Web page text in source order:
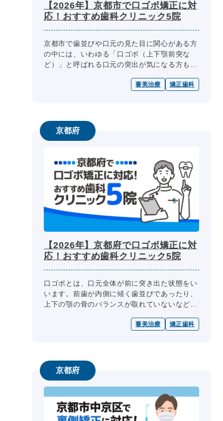
【2026年】京都市で口ゴボ矯正に対
応！おすすめ歯科クリニック5院
京都市で歯並びや口元の見た目に関心がある方
の中には、いわゆる「口ゴボ（上下顎前突な
ど）」と呼ばれる口元の突出が気になる方もい
前方に突出している状態を指し、見た...
審美治療 矯正歯科
京都府
【2026年】京都府で口ゴボ矯正に対
応！おすすめ歯科クリニック5院
口ゴボとは、口元全体が前に突き出た状態をい
います。前歯が内側に傾く歯並びであったり、
上下の顎の骨のバランスが取れていないなど、
で押す癖が原因となることもありま...
審美治療 矯正歯科
京都府